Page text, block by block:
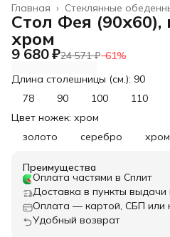
Стеклянные
Главная ›
Стол Фея
хром
9 680 ₽24 571 ₽−61%
Длина столешницы (см.): 90
78
90 100
110
Цвет ножек: хром
золото
серебро хром
Преимущества
Оплата частями в Сплит
Доставка в пункты выдачи
Оплата — картой, СБП или
Удобный возврат